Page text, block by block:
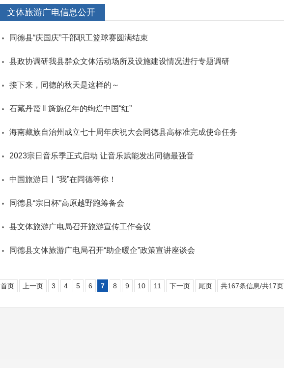
文体旅游广电信息公开
同德县“庆国庆”干部职工篮球赛圆满结束
县政协调研我县群众文体活动场所及设施建设情况进行专题调研
接下来，同德的秋天是这样的～
石藏丹霞 ‖ 旖旎亿年的绚烂中国“红”
海南藏族自治州成立七十周年庆祝大会同德县高标准完成使命任务
2023宗日音乐季正式启动 让音乐赋能发出同德最强音
中国旅游日丨“我”在同德等你！
同德县“宗日杯”高原越野跑筹备会
县文体旅游广电局召开旅游宣传工作会议
同德县文体旅游广电局召开“助企暖企”政策宣讲座谈会
首页 上一页 3 4 5 6 7 8 9 10 11 下一页 尾页 共167条信息/共17页